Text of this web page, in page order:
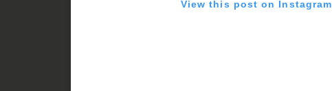
View this post on Instagram